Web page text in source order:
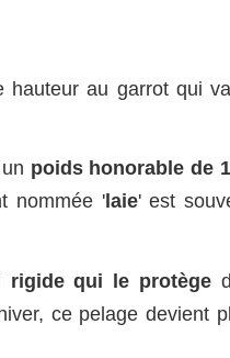
hauteur au garrot qui
poids honorable de
nommée 'laie' est
rigide qui le protège
ce pelage devient